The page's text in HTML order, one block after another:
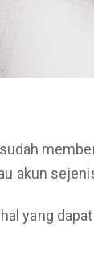
akun
yang